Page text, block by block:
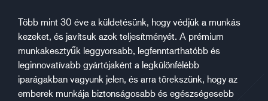
Több mint 30 éve a küldetésünk, hogy védjük a munkás
kezeket, és javítsuk azok teljesítményét. A prémium
munkakesztyűk leggyorsabb, legfenntarthatóbb és
leginnovatívabb gyártójaként a legkülönfélébb
iparágakban vagyunk jelen, és arra törekszünk, hogy az
emberek munkája biztonságosabb és egészségesebb